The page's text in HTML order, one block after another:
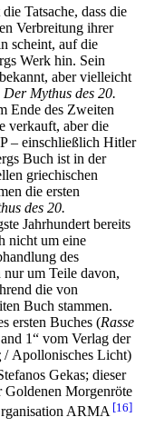
Tatsache, dass die
Verbreitung ihrer
scheint, auf die
Werk hin. Sein
aber vielleicht
Der Mythus des 20.
Ende des Zweiten
verkauft, aber die
– einschließlich Hitler
Buch ist in der
griechischen
die ersten
des 20.
Jahrhundert bereits
nicht um eine
des
nur um Teile davon,
die von
Buch stammen.
ersten Buches (Rasse
1“ vom Verlag der
Apollonisches Licht)
Gekas; dieser
Goldenen Morgenröte
ARMA 16